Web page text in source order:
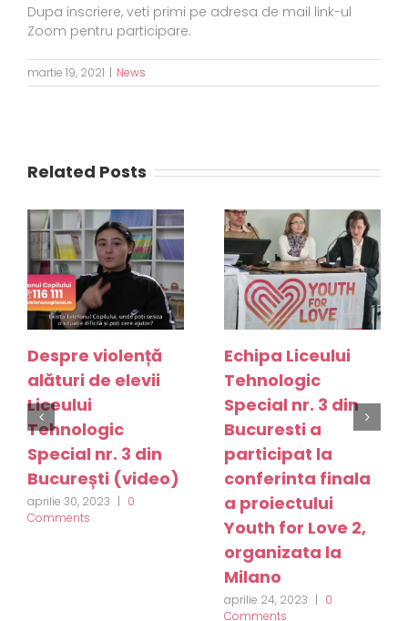
Dupa inscriere, veti primi pe adresa de mail link-ul
Zoom pentru participare.
martie 19, 2021 | News
Related Posts
Despre violență
alături de elevii
Liceului
Tehnologic
Special nr. 3 din
București (video)
aprilie 30, 2023 | 0
Comments
Echipa Liceului
Tehnologic
Special nr. 3 din
Bucuresti a
participat la
conferinta finala
a proiectului
Youth for Love 2,
organizata la
Milano
aprilie 24, 2023 | 0
Comments